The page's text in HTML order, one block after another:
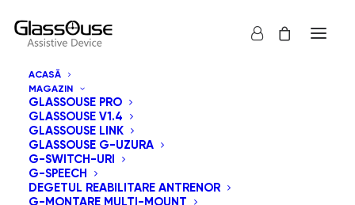
ACASĂ
MAGAZIN
GLASSOUSE PRO
GLASSOUSE V1.4
GLASSOUSE LINK
GLASSOUSE G-UZURA
G-SWITCH-URI
G-SPEECH
DEGETUL REABILITARE ANTRENOR
G-MONTARE MULTI-MOUNT
CONECTEAZĂ-TE CU NOI